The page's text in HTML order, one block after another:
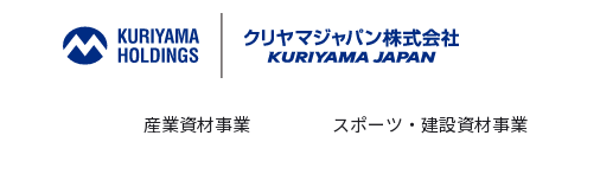
産業資材事業 スポーツ・建設資材事業